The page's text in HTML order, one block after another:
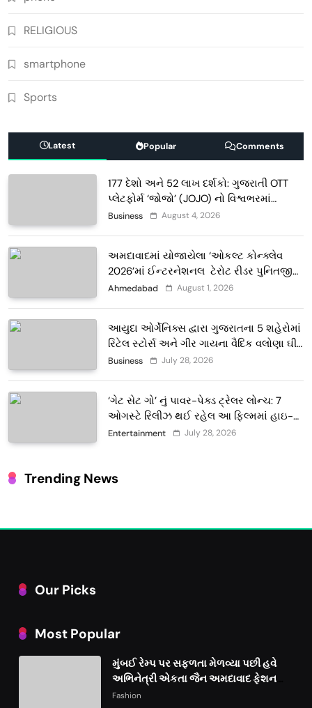
RELIGIOUS
smartphone
Sports
Latest Popular Comments
177 દેશો અને 52 લાખ દર્શકો: ગુજરાતી OTT
પ્લેટફોર્મ ‘જોજો’ (JOJO) નો વિશ્વભરમાં
દબદબો
Business August 4, 2026
અમદાવાદમાં યોજાયેલા ‘ઓકલ્ટ કોન્ક્લેવ
2026’માં ઈન્ટરનેશનલ ટેરોટ રીડર પુનિતજી
લુલ્લા એ ટેરોટ કાર્ડ રીડિંગ અંગે માહિતી આપી
Ahmedabad August 1, 2026
આયુદા ઓર્ગેનિક્સ દ્વારા ગુજરાતના 5 શહેરોમાં
રિટેલ સ્ટોર્સ અને ગીર ગાયના વૈદિક વલોણા ઘી-
દૂધની શુદ્ધ સેવાઓ સાથે વ્યાપક વિસ્તરણ
Business July 28, 2026
‘ગેટ સેટ ગો’ નું પાવર-પેક્ડ ટ્રેલર લોન્ચ: 7
ઓગસ્ટે રિલીઝ થઈ રહેલ આ ફિલ્મમાં હાઇ-
ટેક VFX જોવા મળશે
Entertainment July 28, 2026
Trending News
Our Picks
Most Popular
મુંબઈ રેમ્પ પર સફળતા મેળવ્યા પછી હવે
અભિનેત્રી એકતા જૈન અમદાવાદ ફેશન
વીકમાં પોતાની પ્રતિભા પ્રદર્શિત કરશે
Fashion